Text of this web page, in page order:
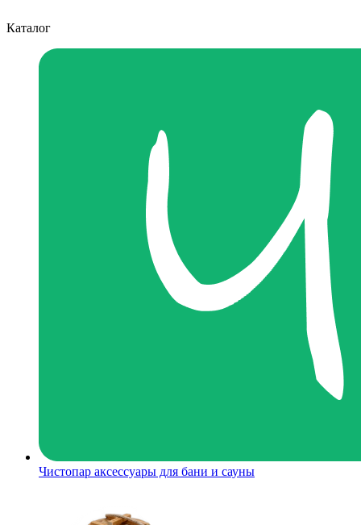
Каталог
Чистопар аксессуары для бани и сауны